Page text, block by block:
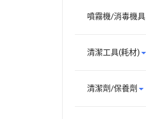
噴霧機/消毒機具
清潔工具(耗材)
清潔劑/保養劑